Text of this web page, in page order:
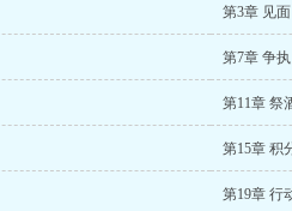
第3章 见面
第7章 争执
第11章 祭
第15章 积
第19章 行